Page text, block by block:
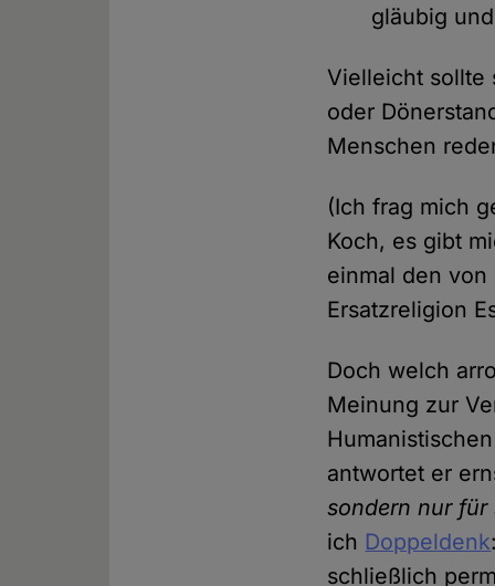
gläubig
Vielleicht sollte
oder
Menschen
(Ich frag mich
Koch, es gibt
einmal den
Ersatzreligion
Doch welch
Meinung zur
antwortet er
sondern nur für
ich Doppeldenk
schließlich